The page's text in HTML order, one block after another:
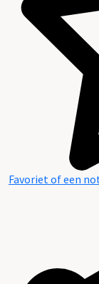
Favoriet of een